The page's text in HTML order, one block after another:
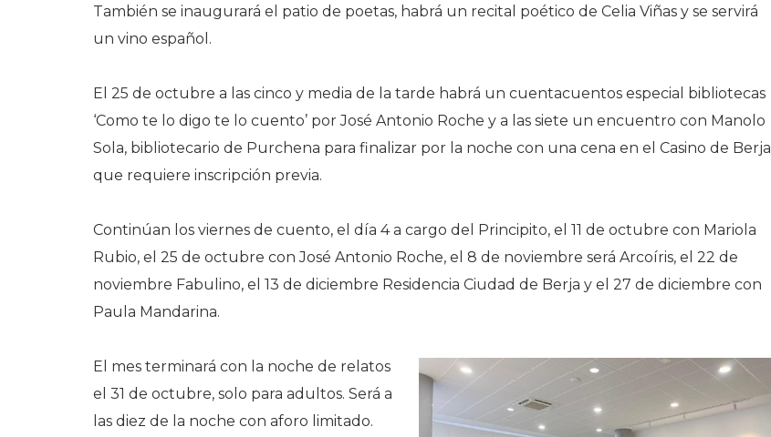
También se inaugurará el patio de poetas, habrá un recital poético de Celia Viñas y se servirá
un vino español.
El 25 de octubre a las cinco y media de la tarde habrá un cuentacuentos especial bibliotecas
‘Como te lo digo te lo cuento’ por José Antonio Roche y a las siete un encuentro con Manolo
Sola, bibliotecario de Purchena para finalizar por la noche con una cena en el Casino de Berja
que requiere inscripción previa.
Continúan los viernes de cuento, el día 4 a cargo del Principito, el 11 de octubre con Mariola
Rubio, el 25 de octubre con José Antonio Roche, el 8 de noviembre será Arcoíris, el 22 de
noviembre Fabulino, el 13 de diciembre Residencia Ciudad de Berja y el 27 de diciembre con
Paula Mandarina.
El mes terminará con la noche de relatos
el 31 de octubre, solo para adultos. Será a
las diez de la noche con aforo limitado.